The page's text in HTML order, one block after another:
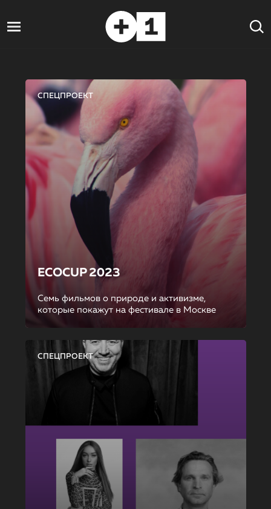
СПЕЦПРОЕКТ
ECOCUP 2023
Семь фильмов о природе и активизме,
которые покажут на фестивале в Москве
СПЕЦПРОЕКТ